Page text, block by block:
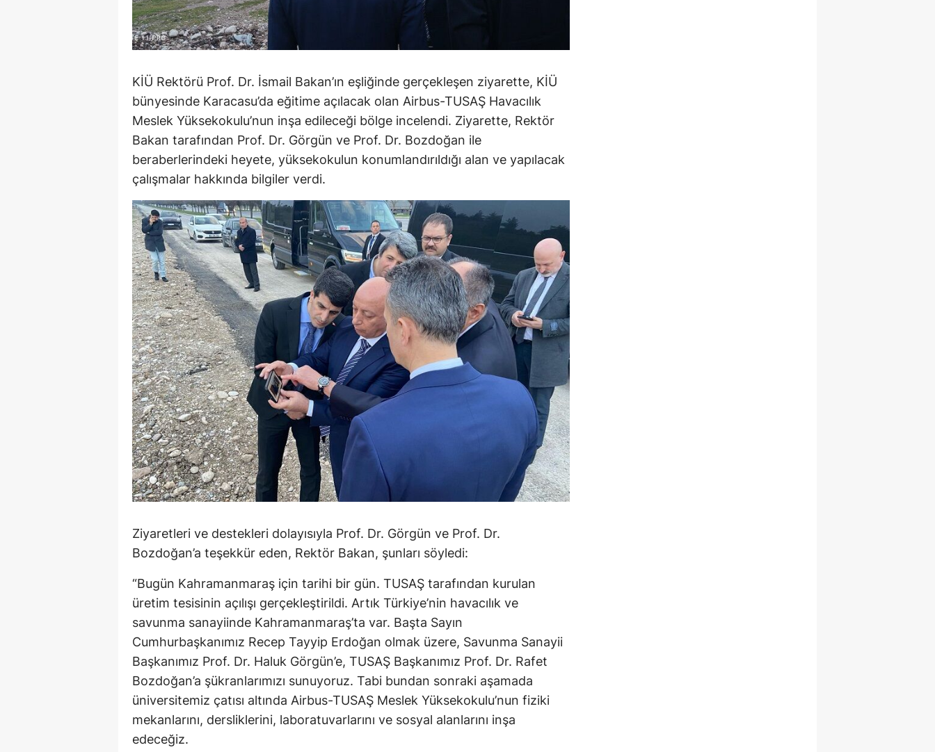
KİÜ Rektörü Prof. Dr. İsmail Bakan’ın eşliğinde gerçekleşen ziyarette, KİÜ
bünyesinde Karacasu’da eğitime açılacak olan Airbus-TUSAŞ Havacılık
Meslek Yüksekokulu’nun inşa edileceği bölge incelendi. Ziyarette, Rektör
Bakan tarafından Prof. Dr. Görgün ve Prof. Dr. Bozdoğan ile
beraberlerindeki heyete, yüksekokulun konumlandırıldığı alan ve yapılacak
çalışmalar hakkında bilgiler verdi.
Ziyaretleri ve destekleri dolayısıyla Prof. Dr. Görgün ve Prof. Dr.
Bozdoğan’a teşekkür eden, Rektör Bakan, şunları söyledi:
“Bugün Kahramanmaraş için tarihi bir gün. TUSAŞ tarafından kurulan
üretim tesisinin açılışı gerçekleştirildi. Artık Türkiye’nin havacılık ve
savunma sanayiinde Kahramanmaraş’ta var. Başta Sayın
Cumhurbaşkanımız Recep Tayyip Erdoğan olmak üzere, Savunma Sanayii
Başkanımız Prof. Dr. Haluk Görgün’e, TUSAŞ Başkanımız Prof. Dr. Rafet
Bozdoğan’a şükranlarımızı sunuyoruz. Tabi bundan sonraki aşamada
üniversitemiz çatısı altında Airbus-TUSAŞ Meslek Yüksekokulu’nun fiziki
mekanlarını, dersliklerini, laboratuvarlarını ve sosyal alanlarını inşa
edeceğiz.